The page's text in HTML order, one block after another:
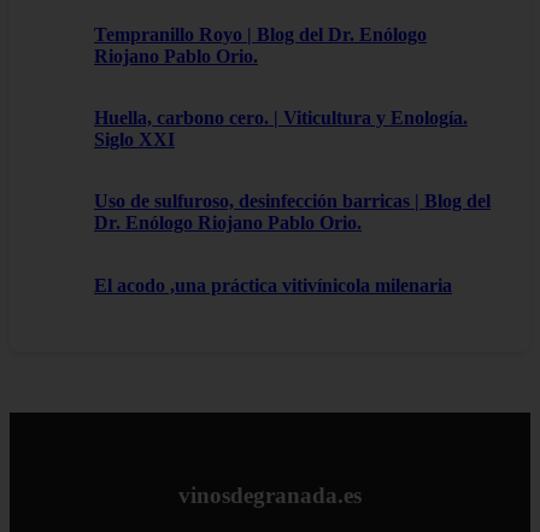
Tempranillo Royo | Blog del Dr. Enólogo
Riojano Pablo Orio.
Huella, carbono cero. | Viticultura y Enología.
Siglo XXI
Uso de sulfuroso, desinfección barricas | Blog del
Dr. Enólogo Riojano Pablo Orio.
El acodo ,una práctica vitivínicola milenaria
vinosdegranada.es